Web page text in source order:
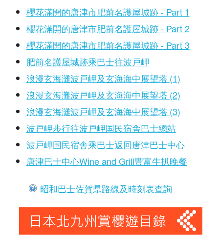
櫻花滿開的唐津市肥前名護屋城跡 - Part 1
櫻花滿開的唐津市肥前名護屋城跡 - Part 2
櫻花滿開的唐津市肥前名護屋城跡 - Part 3
肥前名護屋城跡乘巴士往波戸岬
浪漫玄海灘波戸岬及玄海海中展望塔 (1)
浪漫玄海灘波戸岬及玄海海中展望塔 (2)
浪漫玄海灘波戸岬及玄海海中展望塔 (3)
波戸岬步行往波戸岬国民宿舎巴士總站
波戸岬国民宿舎乘巴士返回唐津巴士中心
唐津巴士中心Wine and Grill豐富牛扒晚餐
昭和巴士佐賀県路線及時刻表查詢